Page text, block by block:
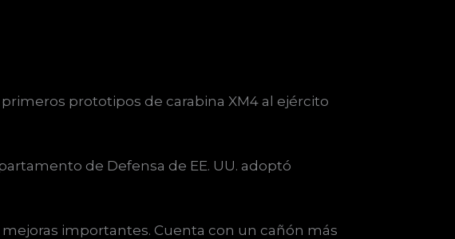
prototipos de carabina XM4 al ejército
de Defensa de EE. UU. adoptó
importantes. Cuenta con un cañón más